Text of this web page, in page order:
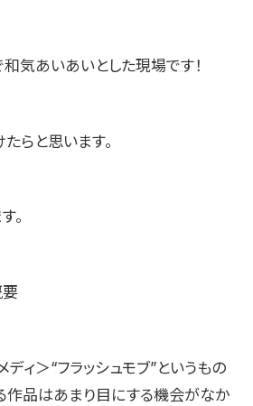
気あいあいとした現場です！
らと思います。
。
要
ディ＞“フラッシュモブ”というもの
作品はあまり目にする機会がなか